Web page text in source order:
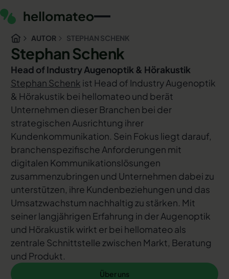
AUTOR STEPHAN SCHENK
Stephan Schenk
Head of Industry Augenoptik & Hörakustik
Stephan Schenk ist Head of Industry Augenoptik
& Hörakustik bei hellomateo und berät
Unternehmen dieser Branchen bei der
strategischen Ausrichtung ihrer
Kundenkommunikation. Sein Fokus liegt darauf,
branchenspezifische Anforderungen mit
digitalen Kommunikationslösungen
zusammenzubringen und Unternehmen dabei zu
unterstützen, ihre Kundenbeziehungen und das
Umsatzwachstum nachhaltig zu stärken. Mit
seiner langjährigen Erfahrung in der Augenoptik
und Hörakustik wirkt er bei hellomateo als
zentrale Schnittstelle zwischen Markt, Beratung
und Produkt.
Über uns
Über uns